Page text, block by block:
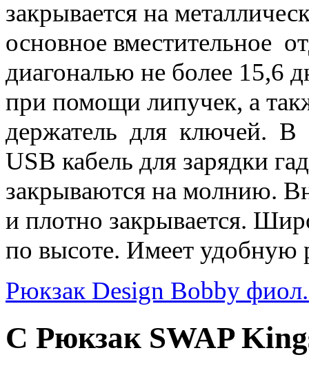
закрывается на
основное вместительное
диагональю не более
при помощи липучек, а
держатель для ключей. В
USB кабель для зарядки
закрываются на молнию.
и плотно закрывается.
по высоте. Имеет удобную
Рюкзак Design Bobby фиол.
С Рюкзак SWAP